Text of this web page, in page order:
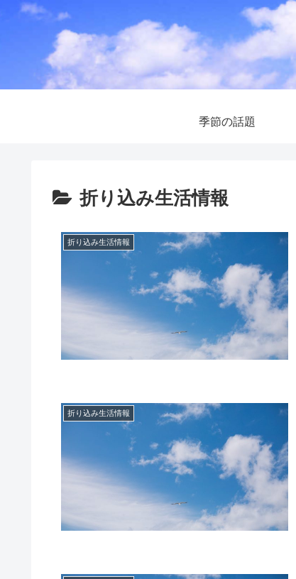
季節の話題
折り込み生活情報
折り込み生活情報
折り込み生活情報